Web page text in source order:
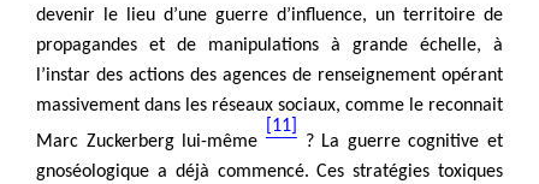
devenir le lieu d’une guerre d’influence, un territoire de
propagandes et de manipulations à grande échelle, à
l’instar des actions des agences de renseignement opérant
massivement dans les réseaux sociaux, comme le reconnait
Marc Zuckerberg lui-même
[11]
? La guerre cognitive et
gnoséologique a déjà commencé. Ces stratégies toxiques